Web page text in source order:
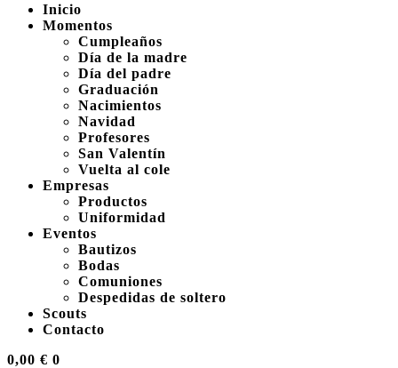
Inicio
Momentos
Cumpleaños
Día de la madre
Día del padre
Graduación
Nacimientos
Navidad
Profesores
San Valentín
Vuelta al cole
Empresas
Productos
Uniformidad
Eventos
Bautizos
Bodas
Comuniones
Despedidas de soltero
Scouts
Contacto
0,00 € 0